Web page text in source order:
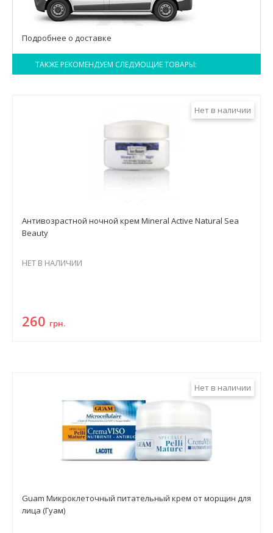
Подробнее о доставке
ТАКЖЕ РЕКОМЕНДУЕМ СЛЕДУЮЩИЕ ТОВАРЫ:
Нет в наличии
Антивозрастной ночной крем Mineral Active Natural Sea
Beauty
НЕТ В НАЛИЧИИ
260 грн.
Нет в наличии
Guam Микроклеточный питательный крем от морщин для
лица (Гуам)